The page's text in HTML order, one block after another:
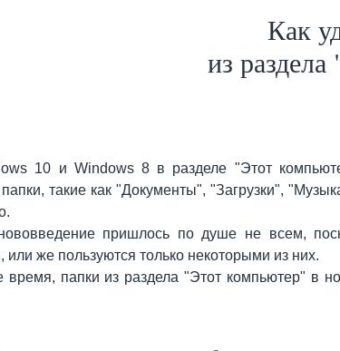
Как
из
10 и Windows 8 в разделе "Этот
такие как "Документы", "Загрузки",
пришлось по душе не всем,
или же пользуются только некоторыми из них.
время, папки из раздела "Этот компьютер" в